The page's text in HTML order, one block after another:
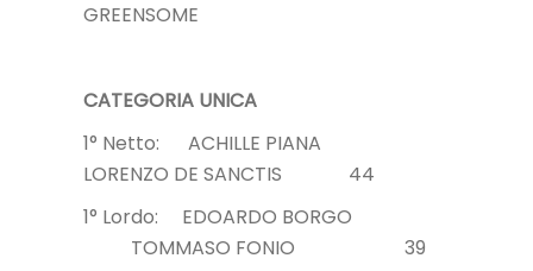
GREENSOME
CATEGORIA UNICA
1° Netto: ACHILLE PIANA
LORENZO DE SANCTIS 44
1° Lordo: EDOARDO BORGO
TOMMASO FONIO 39